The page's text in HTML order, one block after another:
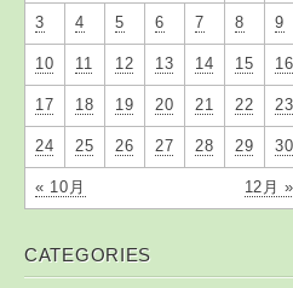
« 10月 12月 »
3 4 5 6 7 8 9
10 11 12 13 14 15 16
17 18 19 20 21 22 23
24 25 26 27 28 29 30
CATEGORIES